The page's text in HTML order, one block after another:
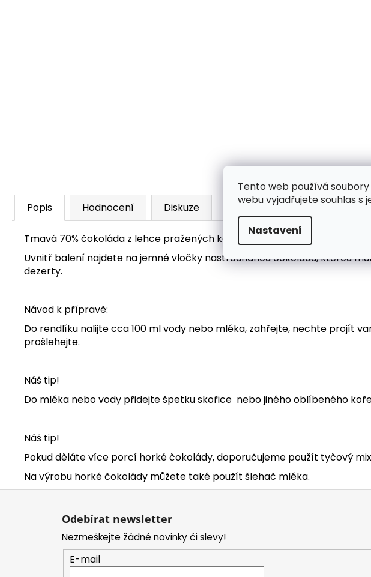
Tento web používá
webu vyjadřujete souhlas s
Nastavení
Popis Hodnocení Diskuze
Tmavá 70% čokoláda z lehce pražených kakaových bobů z
Uvnitř balení najdete na jemné vločky nastrouhanou čokoládu, kterou
dezerty.
Návod k přípravě:
Do rendlíku nalijte cca 100 ml vody nebo mléka, zahřejte, nechte projít
prošlehejte.
Náš tip!
Do mléka nebo vody přidejte špetku skořice nebo jiného oblíbeného
Náš tip!
Pokud děláte více porcí horké čokolády, doporučujeme použít tyčový
Na výrobu horké čokolády můžete také použít šlehač mléka.
Z
Odebírat newsletter
Nezmeškejte žádné novinky či slevy!
E-mail